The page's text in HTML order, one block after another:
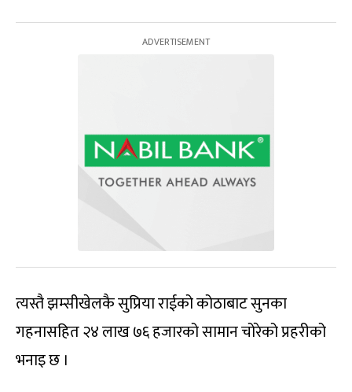
त्यस्तै झम्सीखेलकै सुप्रिया राईको कोठाबाट सुनका
गहनासहित २४ लाख ७६ हजारको सामान चोरेको प्रहरीको
भनाइ छ ।